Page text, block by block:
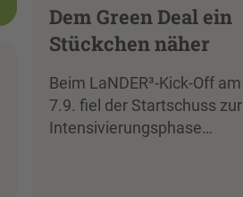
Dem Green Deal ein
Stückchen näher
Beim LaNDER³-Kick-Off am
7.9. fiel der Startschuss zur
Intensivierungsphase…